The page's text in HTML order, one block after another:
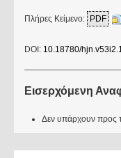
Πλήρες Κείμενο: PDF
DOI: 10.18780/
Εισερχόμενη
Δεν υπάρχουν προς